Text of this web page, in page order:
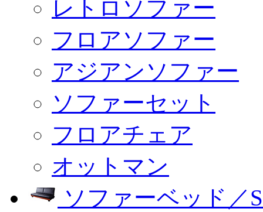
レトロソファー
フロアソファー
アジアンソファー
ソファーセット
フロアチェア
オットマン
ソファーベッド／